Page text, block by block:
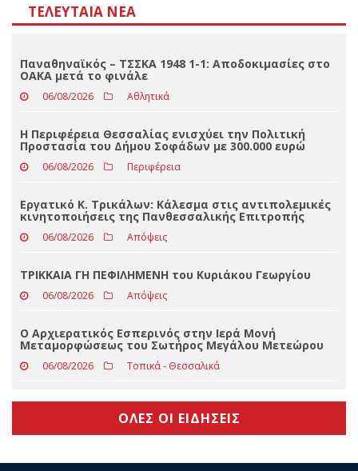
ΤΕΛΕΥΤΑΊΑ ΝΈΑ
Παναθηναϊκός – ΤΣΣΚΑ 1948 1-1: Αποδοκιμασίες στο
ΟΑΚΑ μετά το φινάλε
06/08/2026 Αθλητικά
Η Περιφέρεια Θεσσαλίας ενισχύει την Πολιτική
Προστασία του Δήμου Σοφάδων με 300.000 ευρώ
06/08/2026 Περιφέρεια
Εργατικό Κ. Τρικάλων: Κάλεσμα στις αντιπολεμικές
κινητοποιήσεις της Πανθεσσαλικής Επιτροπής
ΤΡΙΚΚΑΙΑ ΓΗ ΠΕΦΙΛΗΜΕΝΗ του Κυριάκου Γεωργίου
06/08/2026 Απόψεις
Ο Αρχιερατικός Εσπερινός στην Ιερά Μονή
Μεταμορφώσεως του Σωτήρος Μεγάλου Μετεώρου
06/08/2026 Τοπικά - Θεσσαλικά